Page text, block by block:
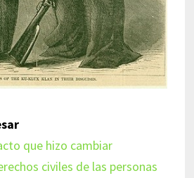
que hizo cambiar
civiles de las personas